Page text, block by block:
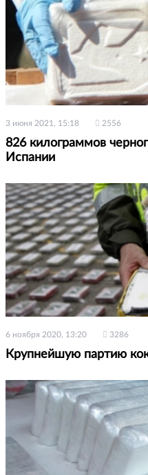
3 июня 2021, 15:18 2556
826 килограммов
Испании
6 ноября 2020, 13:20 3286
Крупнейшую партию